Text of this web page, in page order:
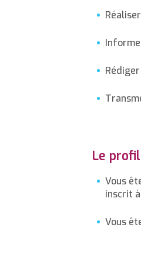
Le profil
Vous
inscrit
Vous